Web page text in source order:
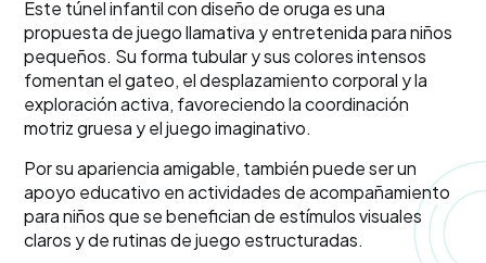
Este túnel infantil con diseño de oruga es una
propuesta de juego llamativa y entretenida para niños
pequeños. Su forma tubular y sus colores intensos
fomentan el gateo, el desplazamiento corporal y la
exploración activa, favoreciendo la coordinación
motriz gruesa y el juego imaginativo.
Por su apariencia amigable, también puede ser un
apoyo educativo en actividades de acompañamiento
para niños que se benefician de estímulos visuales
claros y de rutinas de juego estructuradas.